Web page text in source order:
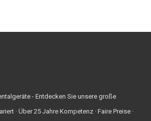
- Entdecken Sie unsere große
· Über 25 Jahre Kompetenz · Faire Preise ·